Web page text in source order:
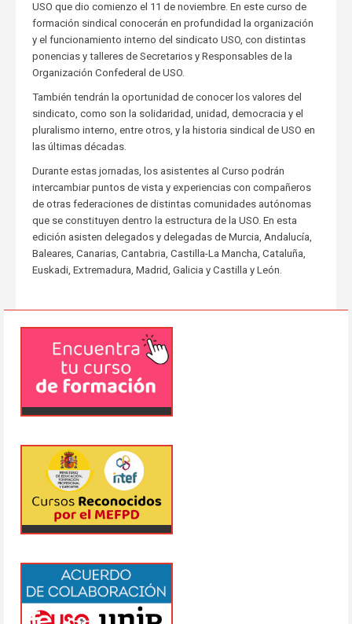
USO que dio comienzo el 11 de noviembre. En este curso de
formación sindical conocerán en profundidad la organización
y el funcionamiento interno del sindicato USO, con distintas
ponencias y talleres de Secretarios y Responsables de la
Organización Confederal de USO.
También tendrán la oportunidad de conocer los valores del
sindicato, como son la solidaridad, unidad, democracia y el
pluralismo interno, entre otros, y la historia sindical de USO en
las últimas décadas.
Durante estas jornadas, los asistentes al Curso podrán
intercambiar puntos de vista y experiencias con compañeros
de otras federaciones de distintas comunidades autónomas
que se constituyen dentro la estructura de la USO. En esta
edición asisten delegados y delegadas de Murcia, Andalucía,
Baleares, Canarias, Cantabria, Castilla-La Mancha, Cataluña,
Euskadi, Extremadura, Madrid, Galicia y Castilla y León.